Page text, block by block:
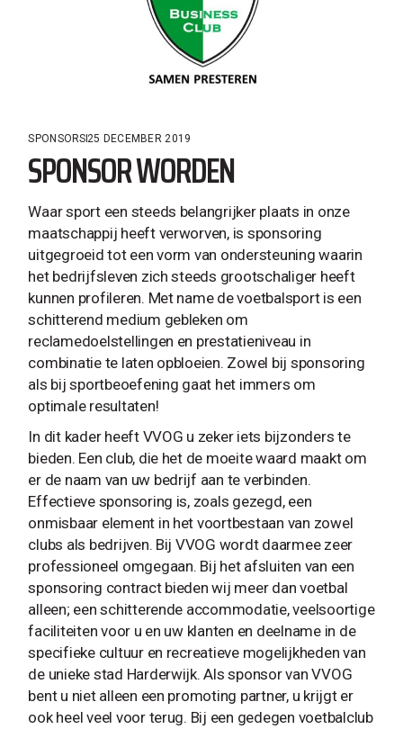
SPONSORS25 DECEMBER 2019
SPONSOR WORDEN
Waar sport een steeds belangrijker plaats in onze
maatschappij heeft verworven, is sponsoring
uitgegroeid tot een vorm van ondersteuning waarin
het bedrijfsleven zich steeds grootschaliger heeft
kunnen profileren. Met name de voetbalsport is een
schitterend medium gebleken om
reclamedoelstellingen en prestatieniveau in
combinatie te laten opbloeien. Zowel bij sponsoring
als bij sportbeoefening gaat het immers om
optimale resultaten!
In dit kader heeft VVOG u zeker iets bijzonders te
bieden. Een club, die het de moeite waard maakt om
er de naam van uw bedrijf aan te verbinden.
Effectieve sponsoring is, zoals gezegd, een
onmisbaar element in het voortbestaan van zowel
clubs als bedrijven. Bij VVOG wordt daarmee zeer
professioneel omgegaan. Bij het afsluiten van een
sponsoring contract bieden wij meer dan voetbal
alleen; een schitterende accommodatie, veelsoortige
faciliteiten voor u en uw klanten en deelname in de
specifieke cultuur en recreatieve mogelijkheden van
de unieke stad Harderwijk. Als sponsor van VVOG
bent u niet alleen een promoting partner, u krijgt er
ook heel veel voor terug. Bij een gedegen voetbalclub